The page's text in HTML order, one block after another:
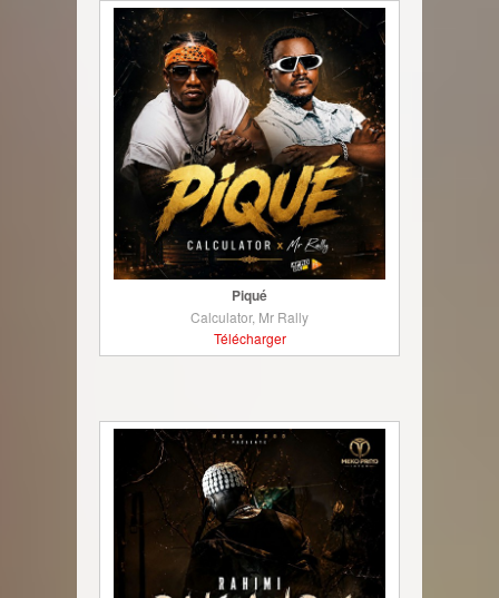
Piqué
Calculator, Mr Rally
Télécharger